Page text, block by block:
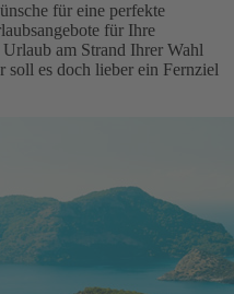
für eine perfekte
für Ihre
Urlaub am Strand Ihrer Wahl
soll es doch lieber ein Fernziel